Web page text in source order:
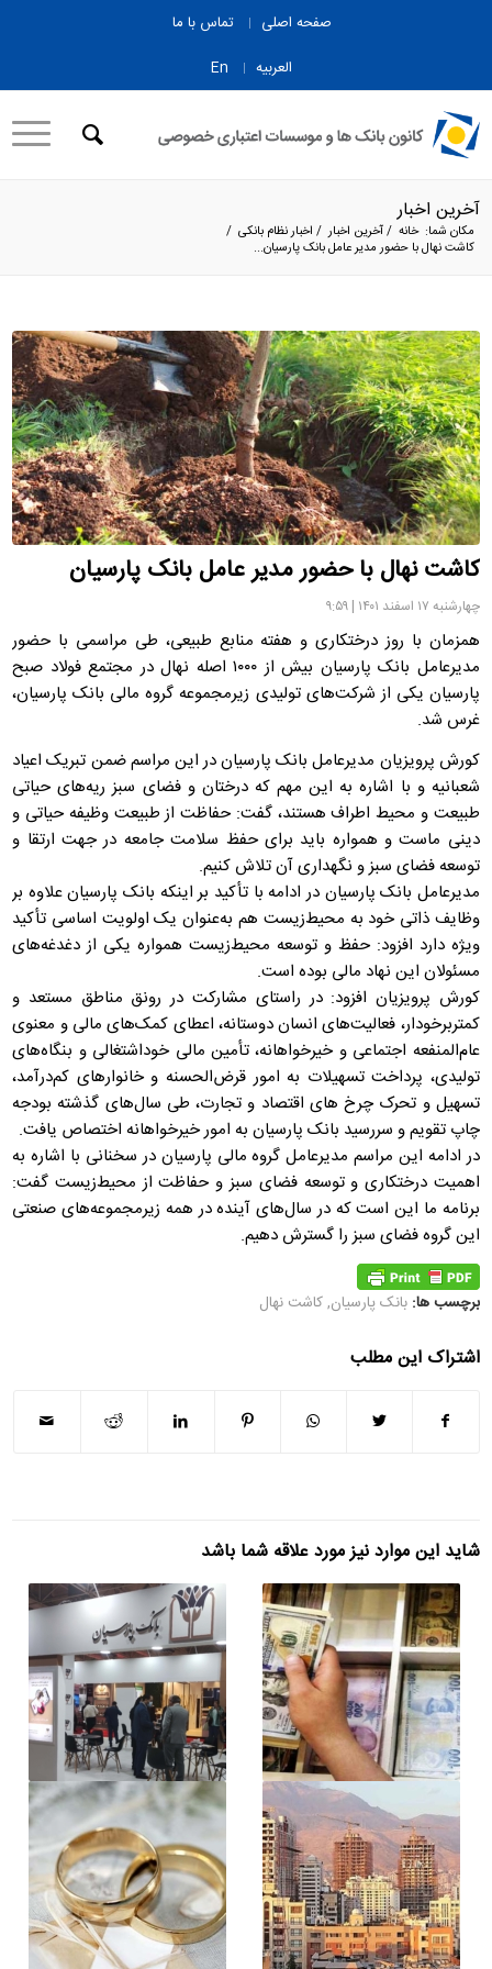
صفحه اصلی
تماس با ما
العربیه
En
آخرین اخبار
مکان شما: خانه /آخرین اخبار / اخبار نظام بانکی /
کاشت نهال با حضور مدیر عامل بانک پارسیان...
کاشت نهال با حضور مدیر عامل بانک پارسیان
چهارشنبه ۱۷ اسفند ۱۴۰۱ | ۹:۵۹
همزمان با روز درختکاری و هفته منابع طبیعی، طی مراسمی با حضور
مدیرعامل بانک پارسیان بیش از ۱۰۰۰ اصله نهال در مجتمع فولاد صبح
پارسیان یکی از شرکت‌های تولیدی زیرمجموعه گروه مالی بانک پارسیان،
غرس شد.
کورش پرویزیان مدیرعامل بانک پارسیان در این مراسم ضمن تبریک اعیاد
شعبانیه و با اشاره به این مهم که درختان و فضای سبز ریه‌های حیاتی
طبیعت و محیط اطراف هستند، گفت: حفاظت از طبیعت وظیفه حیاتی و
دینی ماست و همواره باید برای حفظ سلامت جامعه در جهت ارتقا و
توسعه فضای سبز و نگهداری آن تلاش کنیم.
مدیرعامل بانک پارسیان در ادامه با تأکید بر اینکه بانک پارسیان علاوه بر
وظایف ذاتی خود به محیط‌زیست هم به‌عنوان یک اولویت اساسی تأکید
ویژه دارد افزود: حفظ و توسعه محیط‌زیست همواره یکی از دغدغه‌های
مسئولان این نهاد مالی بوده است.
کورش پرویزیان افزود: در راستای مشارکت در رونق مناطق مستعد و
کمتربرخودار، فعالیت‌های انسان دوستانه، اعطای کمک‌های مالی و معنوی
عام‌المنفعه اجتماعی و خیرخواهانه، تأمین مالی خوداشتغالی و بنگاه‌های
تولیدی، پرداخت تسهیلات به امور قرض‌الحسنه و خانوارهای کم‌درآمد،
تسهیل و تحرک چرخ های اقتصاد و تجارت، طی سال‌های گذشته بودجه
چاپ تقویم و سررسید بانک پارسیان به امور خیرخواهانه اختصاص یافت.
در ادامه این مراسم مدیرعامل گروه مالی پارسیان در سخنانی با اشاره به
اهمیت درختکاری و توسعه فضای سبز و حفاظت از محیط‌زیست گفت:
برنامه ما این است که در سال‌های آینده در همه زیرمجموعه‌های صنعتی
این گروه فضای سبز را گسترش دهیم.
برچسب ها: بانک پارسیان,کاشت نهال
اشتراک این مطلب
شاید این موارد نیز مورد علاقه شما باشد